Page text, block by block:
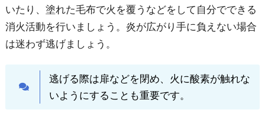
いたり、塗れた毛布で火を覆うなどをして自分でできる
消火活動を行いましょう。炎が広がり 手に負えない場合
は迷わず逃げましょう。
逃げる際は扉などを閉め、火に酸素が触れな
いようにすることも重要です。